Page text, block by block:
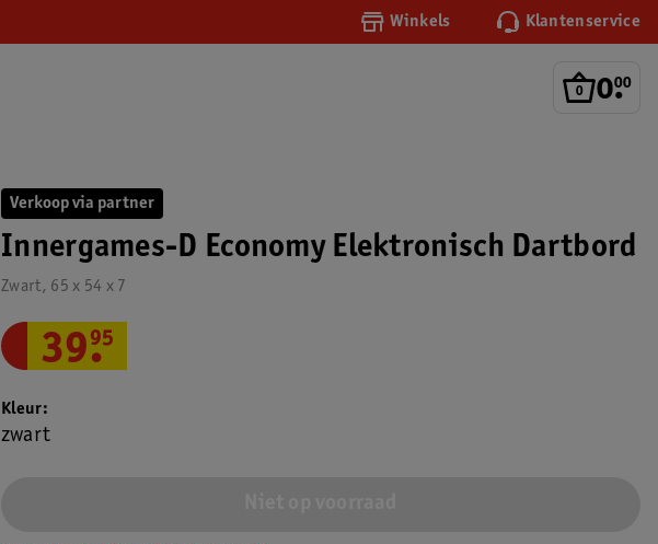
Winkels Klantenservice
0.
00
Verkoop via partner
Innergames-D Economy Elektronisch Dartbord
Zwart, 65 x 54 x 7
39.
95
Kleur
zwart